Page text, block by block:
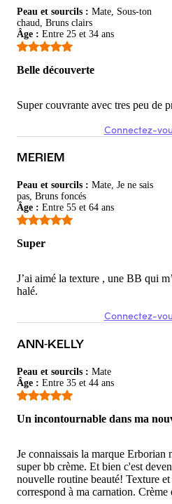
Peau et sourcils : Mate, Sous-ton
chaud, Bruns clairs
Âge : Entre 25 et 34 ans
Belle découverte
Super couvrante avec tres peu de
Connectez-
MERIEM
Peau et sourcils : Mate, Je ne sais
pas, Bruns foncés
Âge : Entre 55 et 64 ans
Super
J’ai aimé la texture , une BB qui
halé.
Connectez-
ANN-KELLY
Peau et sourcils : Mate
Âge : Entre 35 et 44 ans
Un incontournable dans ma
Je connaissais la marque Erborian
super bb crème. Et bien c'est
nouvelle routine beauté! Texture
correspond à ma carnation. Crème